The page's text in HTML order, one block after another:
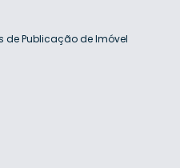
de Publicação de Imóvel